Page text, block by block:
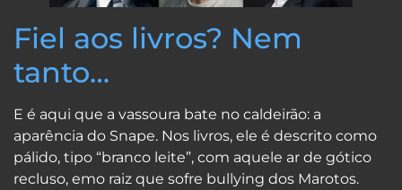
Fiel aos livros? Nem
tanto…
E é aqui que a vassoura bate no caldeirão: a
aparência do Snape. Nos livros, ele é descrito como
pálido, tipo “branco leite”, com aquele ar de gótico
recluso, emo raiz que sofre bullying dos Marotos.